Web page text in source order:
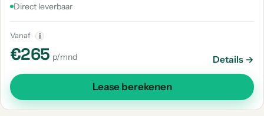
Direct leverbaar
Vanaf i
€265 p/mnd Details →
Lease berekenen